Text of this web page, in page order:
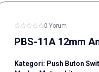
0 Yorum
PBS-11A 12mm
Kategori: Push Buton